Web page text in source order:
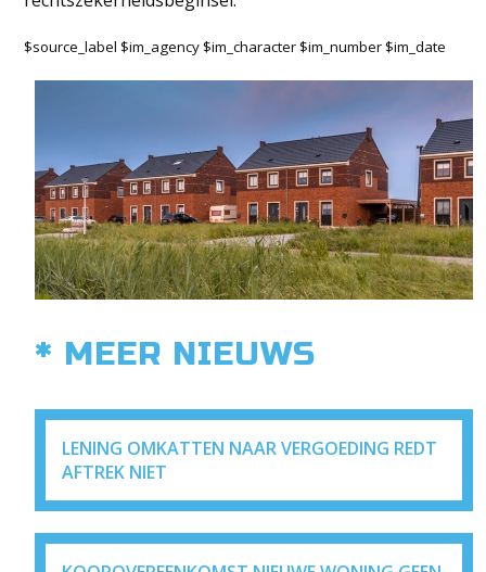
$source_label $im_agency $im_character $im_number $im_date
* MEER NIEUWS
LENING OMKATTEN NAAR VERGOEDING REDT
AFTREK NIET